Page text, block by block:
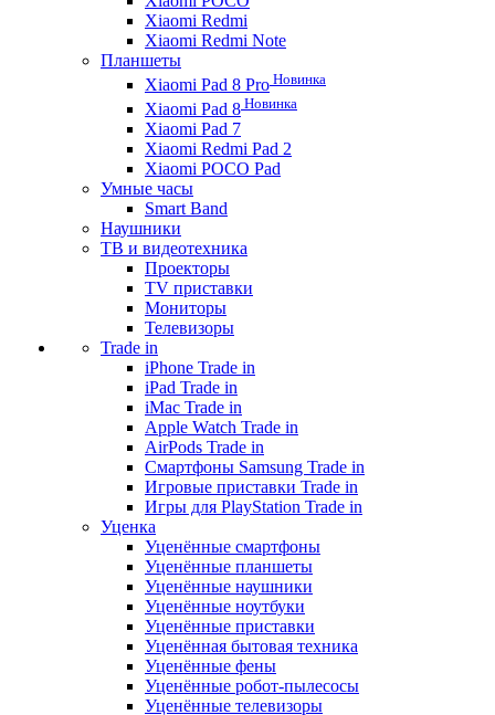
Xiaomi Redmi
Xiaomi Redmi Note
Планшеты
Xiaomi Pad 8 Pro Новинка
Xiaomi Pad 8 Новинка
Xiaomi Pad 7
Xiaomi Redmi Pad 2
Xiaomi POCO Pad
Умные часы
Smart Band
Наушники
ТВ и видеотехника
Проекторы
TV приставки
Мониторы
Телевизоры
Trade in
iPhone Trade in
iPad Trade in
iMac Trade in
Apple Watch Trade in
AirPods Trade in
Смартфоны Samsung Trade in
Игровые приставки Trade in
Игры для PlayStation Trade in
Уценка
Уценённые смартфоны
Уценённые планшеты
Уценённые наушники
Уценённые ноутбуки
Уценённые приставки
Уценённая бытовая техника
Уценённые фены
Уценённые робот-пылесосы
Уценённые телевизоры